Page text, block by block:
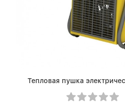
Тепловая пушка